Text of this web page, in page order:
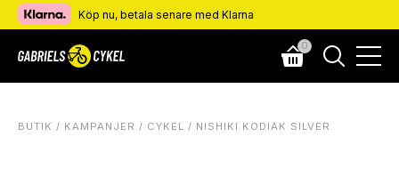
Köp nu, betala senare med Klarna
0
BUTIK / KAMPANJER / CYKEL / NISHIKI KODIAK SILVER